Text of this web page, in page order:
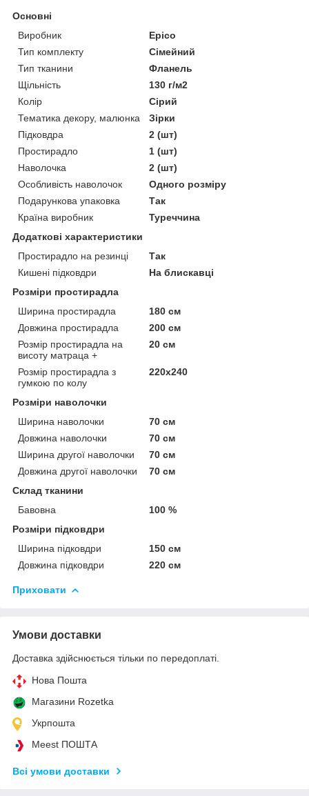
Основні
Виробник
Epico
Тип комплекту
Сімейний
Тип тканини
Фланель
Щільність
130 г/м2
Колір
Сірий
Тематика декору, малюнка
Зірки
Підковдра
2 (шт)
Простирадло
1 (шт)
Наволочка
2 (шт)
Особливість наволочок
Одного розміру
Подарункова упаковка
Так
Країна виробник
Туреччина
Додаткові характеристики
Простирадло на резинці
Так
Кишені підковдри
На блискавці
Розміри простирадла
Ширина простирадла
180 см
Довжина простирадла
200 см
Розмір простирадла на
висоту матраца +
20 см
Розмір простирадла з
гумкою по колу
220х240
Розміри наволочки
Ширина наволочки
70 см
Довжина наволочки
70 см
Ширина другої наволочки
70 см
Довжина другої наволочки
70 см
Склад тканини
Бавовна
100 %
Розміри підковдри
Ширина підковдри
150 см
Довжина підковдри
220 см
Приховати
Умови доставки
Доставка здійснюється тільки по передоплаті.
Нова Пошта
Магазини Rozetka
Укрпошта
Meest ПОШТА
Всі умови доставки